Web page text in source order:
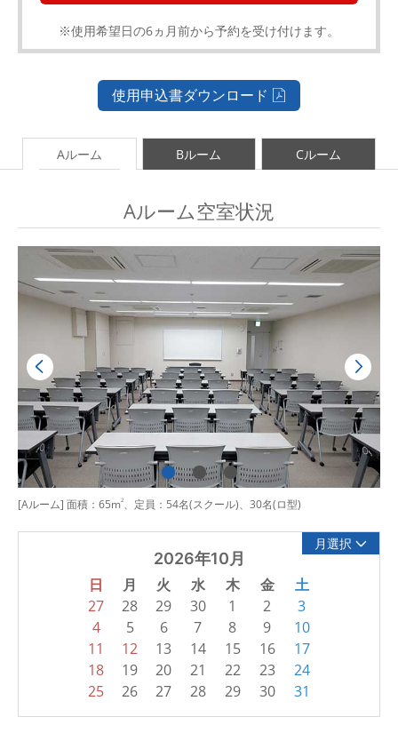
※使用希望日の6ヵ月前から予約を受け付けます。
使用申込書ダウンロード
Aルーム Bルーム Cルーム
Aルーム空室状況
[Aルーム] 面積：65m2、定員：54名(スクール)、30名(ロ型)
月選択
2026年10月
日 月 火 水 木 金 土
27 28 29 30 1 2
3
4
5 6 7 8 9
10
11
12 13 14 15 16
17
18
19 20 21 22 23
24
25
26 27 28 29 30 31